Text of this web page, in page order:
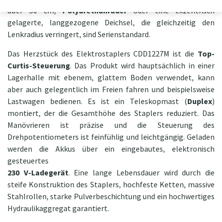
über 50 cm,Polyurethanräderoder eine exzentrisch
gelagerte, langgezogene Deichsel, die gleichzeitig den
Lenkradius verringert, sind Serienstandard.
Das Herzstück des Elektrostaplers CDD1227M ist die Top-
Curtis-Steuerung. Das Produkt wird hauptsächlich in einer
Lagerhalle mit ebenem, glattem Boden verwendet, kann
aber auch gelegentlich im Freien fahren und beispielsweise
Lastwagen bedienen. Es ist ein Teleskopmast (Duplex)
montiert, der die Gesamthöhe des Staplers reduziert. Das
Manövrieren ist präzise und die Steuerung des
Drehpotentiometers ist feinfühlig und leichtgängig. Geladen
werden die Akkus über ein eingebautes, elektronisch
gesteuertes
230 V-Ladegerät. Eine lange Lebensdauer wird durch die
steife Konstruktion des Staplers, hochfeste Ketten, massive
Stahlrollen, starke Pulverbeschichtung und ein hochwertiges
Hydraulikaggregat garantiert.